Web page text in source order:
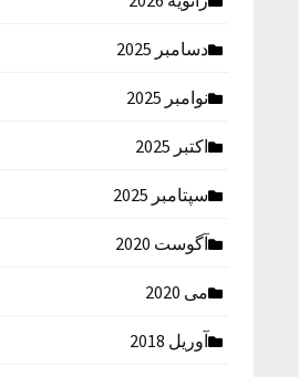
دسامبر 2025
نوامبر 2025
اکتبر 2025
سپتامبر 2025
آگوست 2020
می 2020
آوریل 2018